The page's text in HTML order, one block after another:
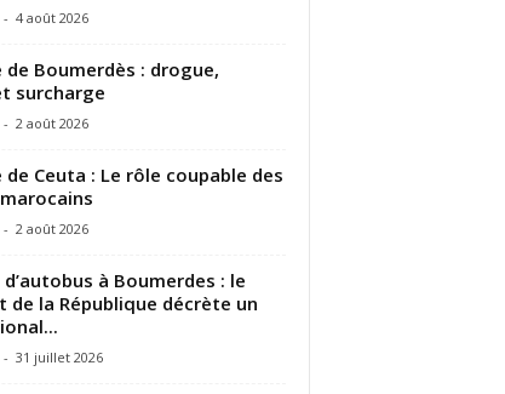
- 4 août 2026
de Boumerdès : drogue,
surcharge
- 2 août 2026
de Ceuta : Le rôle coupable des
- 2 août 2026
à Boumerdes : le
de la République décrète un
- 31 juillet 2026